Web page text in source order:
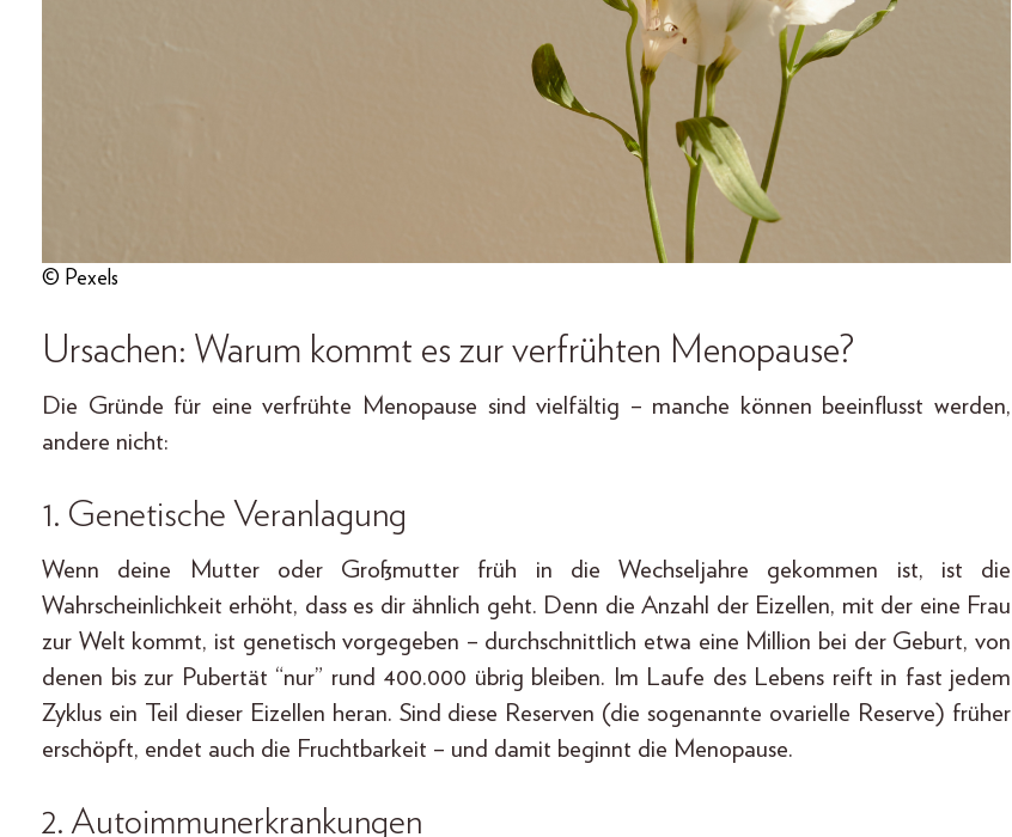
© Pexels
Ursachen: Warum kommt es zur verfrühten Menopause?
Die Gründe für eine verfrühte Menopause sind vielfältig – manche können beeinflusst werden,
andere nicht:
1. Genetische Veranlagung
Wenn deine Mutter oder Großmutter früh in die Wechseljahre gekommen ist, ist die
Wahrscheinlichkeit erhöht, dass es dir ähnlich geht. Denn die Anzahl der Eizellen, mit der eine Frau
zur Welt kommt, ist genetisch vorgegeben – durchschnittlich etwa eine Million bei der Geburt, von
denen bis zur Pubertät “nur” rund 400.000 übrig bleiben. Im Laufe des Lebens reift in fast jedem
Zyklus ein Teil dieser Eizellen heran. Sind diese Reserven (die sogenannte ovarielle Reserve) früher
erschöpft, endet auch die Fruchtbarkeit – und damit beginnt die Menopause.
2. Autoimmunerkrankungen